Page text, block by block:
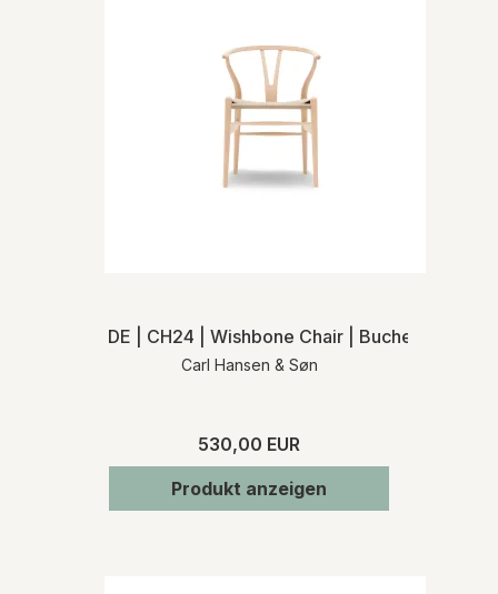
DE | CH24 | Wishbone Chair | Buche seife |
Carl Hansen & Søn
530,00 EUR
Produkt anzeigen